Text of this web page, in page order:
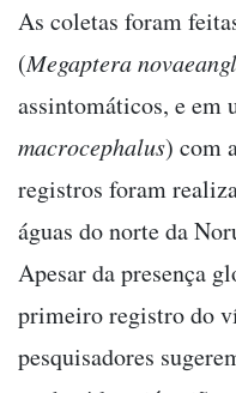
As coletas foram
(Megaptera
assintomáticos, e em
macrocephalus) com
registros foram
águas do norte da
Apesar da presença
primeiro registro do
pesquisadores